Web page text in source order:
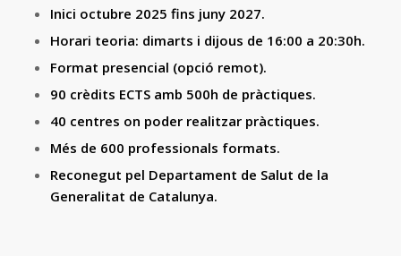
Inici octubre 2025 fins juny 2027.
Horari teoria: dimarts i dijous de 16:00 a 20:30h.
Format presencial (opció remot).
90 crèdits ECTS amb 500h de pràctiques.
40 centres on poder realitzar pràctiques.
Més de 600 professionals formats.
Reconegut pel Departament de Salut de la
Generalitat de Catalunya.